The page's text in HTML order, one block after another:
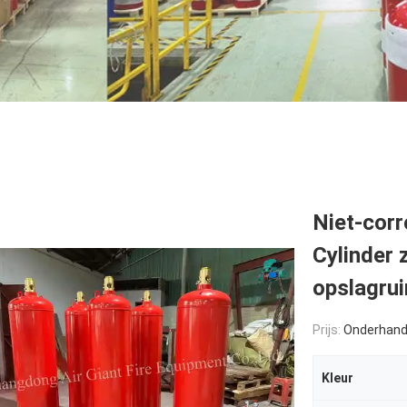
Niet-
Cylinder
Prijs:
Kleur